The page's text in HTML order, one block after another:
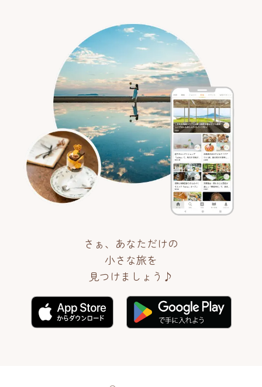
さぁ、あなただけの
小さな旅を
見つけましょう♪